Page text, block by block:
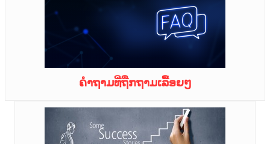
ຄຳຖາມທີ່ຖືກຖາມເລື້ອຍໆ